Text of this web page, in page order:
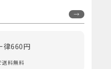
律660円
送料無料